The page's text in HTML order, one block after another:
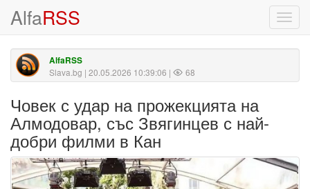
AlfaRSS
AlfaRSS
Slava.bg | 20.05.2026 10:39:06 | 68
Човек с удар на прожекцията на
Алмодовар, със Звягинцев с най-
добри филми в Кан